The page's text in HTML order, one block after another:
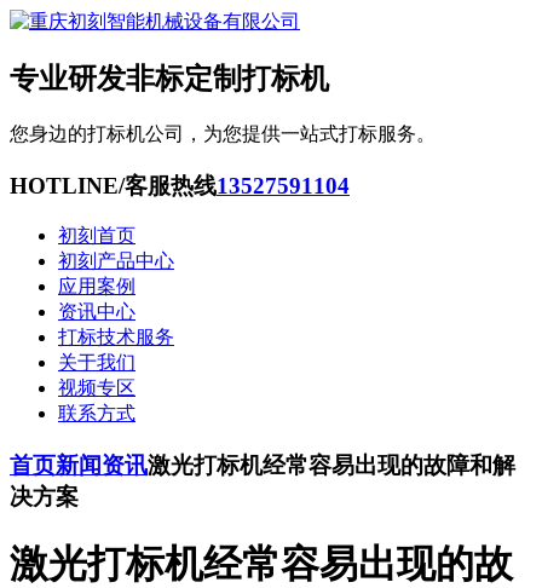
专业研发非标定制打标机
您身边的打标机公司，为您提供一站式打标服务。
HOTLINE/客服热线13527591104
初刻首页
初刻产品中心
应用案例
资讯中心
打标技术服务
关于我们
视频专区
联系方式
首页新闻资讯激光打标机经常容易出现的故障和解
决方案
激光打标机经常容易出现的故